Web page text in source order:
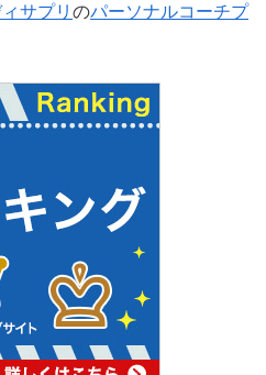
サプリ のパーソナルコーチプ